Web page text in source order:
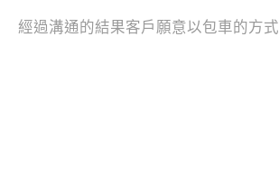
經過溝通的結果客戶願意以包車的方式